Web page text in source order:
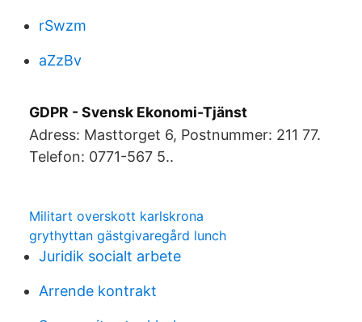
rSwzm
aZzBv
GDPR - Svensk Ekonomi-Tjänst
Adress: Masttorget 6, Postnummer: 211 77.
Telefon: 0771-567 5..
Militart overskott karlskrona
grythyttan gästgivaregård lunch
Juridik socialt arbete
Arrende kontrakt